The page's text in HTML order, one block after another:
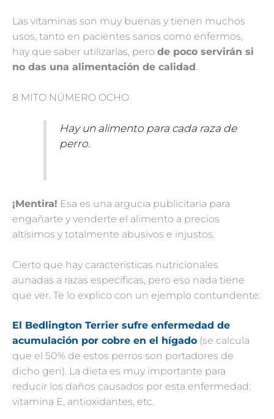
Las vitaminas son muy buenas y tienen muchos
usos, tanto en pacientes sanos como enfermos,
hay que saber utilizarlas, pero de poco servirán si
no das una alimentación de calidad.
8 MITO NÚMERO OCHO
Hay un alimento para cada raza de
perro.
¡Mentira! Esa es una argucia publicitaria para
engañarte y venderte el alimento a precios
altísimos y totalmente abusivos e injustos.
Cierto que hay características nutricionales
aunadas a razas específicas, pero eso nada tiene
que ver. Te lo explico con un ejemplo contundente:
El Bedlington Terrier sufre enfermedad de
acumulación por cobre en el hígado (se calcula
que el 50% de estos perros son portadores de
dicho gen). La dieta es muy importante para
reducir los daños causados por esta enfermedad:
vitamina E, antioxidantes, etc.